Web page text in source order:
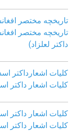
تاریخچه مختصر
تاریخچه مختصر
داکتر لعلزاد)
کلیات اشعارداکتر
کلیات اشعار داکتر
کلیات اشعار داکتر
کلیات اشعار داکتر